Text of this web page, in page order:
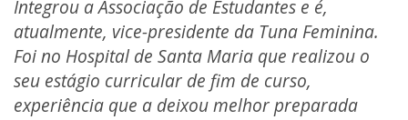
Integrou a Associação de Estudantes e é,
atualmente, vice-presidente da Tuna Feminina.
Foi no Hospital de Santa Maria que realizou o
seu estágio curricular de fim de curso,
experiência que a deixou melhor preparada